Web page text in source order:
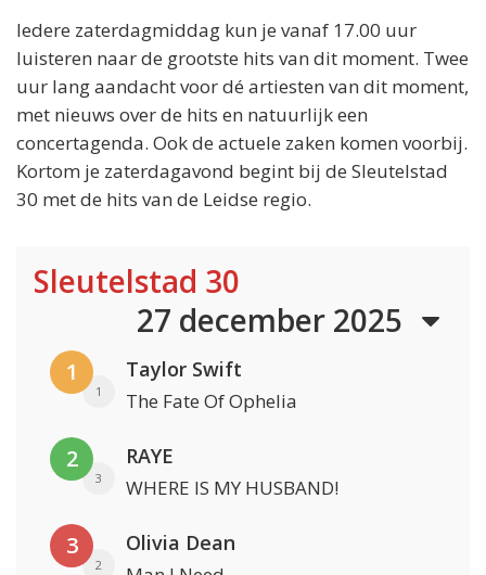
Iedere zaterdagmiddag kun je vanaf 17.00 uur
luisteren naar de grootste hits van dit moment. Twee
uur lang aandacht voor dé artiesten van dit moment,
met nieuws over de hits en natuurlijk een
concertagenda. Ook de actuele zaken komen voorbij.
Kortom je zaterdagavond begint bij de Sleutelstad
30 met de hits van de Leidse regio.
Sleutelstad 30
27 december 2025
1
1
Taylor Swift
The Fate Of Ophelia
2
3
RAYE
WHERE IS MY HUSBAND!
3
2
Olivia Dean